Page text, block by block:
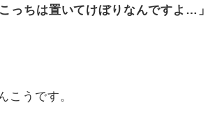
っちは置いてけぼりなんですよ…」
こうです。